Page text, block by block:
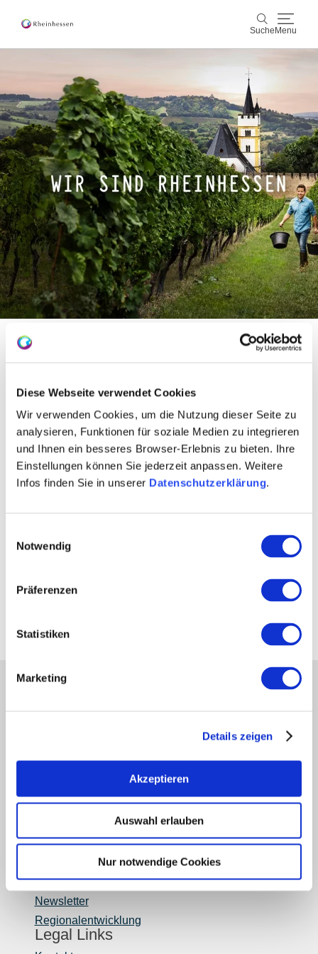
Diese Webseite verwendet Cookies
Wir verwenden Cookies, um die Nutzung dieser Seite zu
analysieren, Funktionen für soziale Medien zu integrieren
und Ihnen ein besseres Browser-Erlebnis zu bieten. Ihre
Einstellungen können Sie jederzeit anpassen. Weitere
Infos finden Sie in unserer Datenschutzerklärung.
Notwendig
Präferenzen
Statistiken
Marketing
Details zeigen
Akzeptieren
Auswahl erlauben
Nur notwendige Cookies
Suche Menu
Aktiv & Natur
Kultur & Städte
Veranstaltungen
Buchung & Service
ShopRheinhessen-Blog Karte
Startseite
Kooperationsmaßnahmen
Anzeigen
2-spaltig
Format auswählen:
2-spaltig 90x100mm hoch
2-spaltig 94x100mm hoch
Partner
Mediendatenbank Rheinhessen
Region Rheinhessen
Rheinhessen AUSGEZEICHNET
Shop
Newsletter
Regionalentwicklung
Legal Links